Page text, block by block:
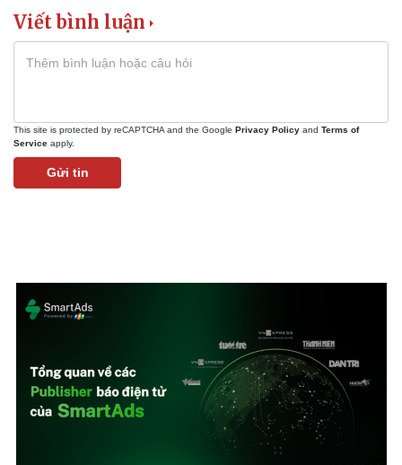
Kinh tế
Giá cà phê
Viết bình luận
This site is protected by reCAPTCHA and the Google Privacy Policy and Terms of
Service apply.
Gửi tin